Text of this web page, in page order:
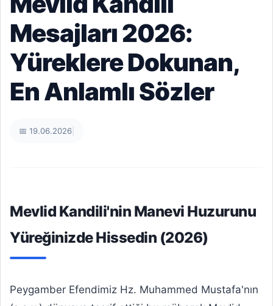
Mesajları 2026:
Yüreklere Dokunan,
En Anlamlı Sözler
📅 19.06.2026
Mevlid Kandili'nin Manevi Huzurunu
Yüreğinizde Hissedin (2026)
Peygamber Efendimiz Hz. Muhammed Mustafa'nın